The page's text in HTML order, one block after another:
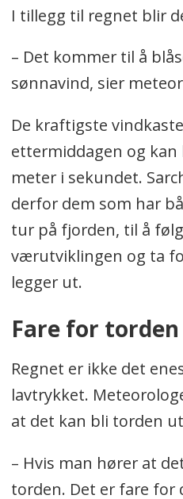
I tillegg til regnet blir
– Det kommer til å
sønnavind, sier
De kraftigste
ettermiddagen og
meter i sekundet.
derfor dem som har
tur på fjorden, til å
værutviklingen og ta
legger ut.
Fare for torden
Regnet er ikke det
lavtrykket.
at det kan bli torden
– Hvis man hører at
torden. Det er fare